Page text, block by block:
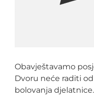
Obavještavamo
Dvoru neće raditi od
bolovanja djelatnice.